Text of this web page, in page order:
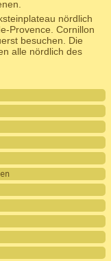
nördlich
Provence. Cornillon
besuchen. Die
alle nördlich des